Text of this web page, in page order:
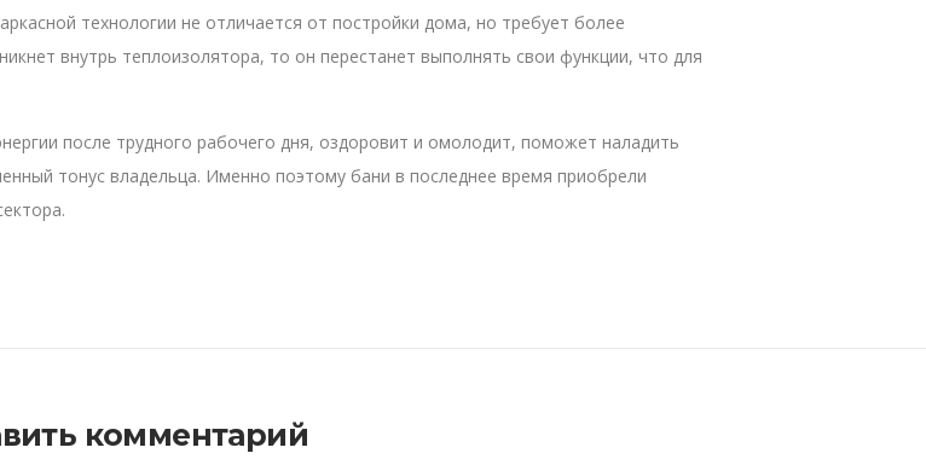
технологии не отличается от постройки дома, но требует более
внутрь теплоизолятора, то он перестанет выполнять свои функции, что для
после трудного рабочего дня, оздоровит и омолодит, поможет наладить
тонус владельца. Именно поэтому бани в последнее время приобрели
комментарий